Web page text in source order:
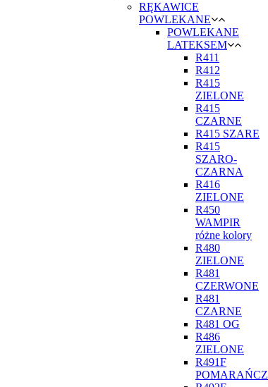
RĘKAWICE
POWLEKANE
POWLEKANE
LATEKSEM
R411
R412
R415
ZIELONE
R415
CZARNE
R415 SZARE
R415
SZARO-
CZARNA
R416
ZIELONE
R450
WAMPIR
różne kolory
R480
ZIELONE
R481
CZERWONE
R481
CZARNE
R481 OG
R486
ZIELONE
R491F
POMARAŃCZ